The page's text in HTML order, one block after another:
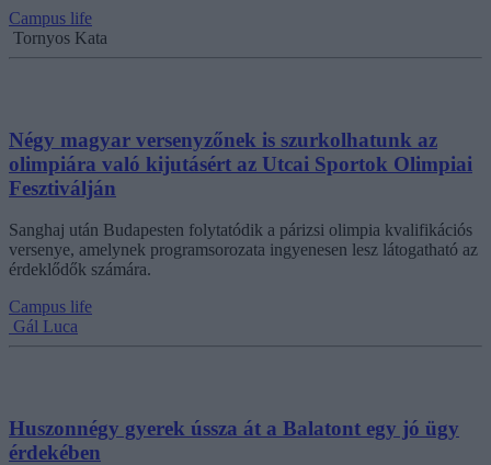
Campus life
Tornyos Kata
Négy magyar versenyzőnek is szurkolhatunk az
olimpiára való kijutásért az Utcai Sportok Olimpiai
Fesztiválján
Sanghaj után Budapesten folytatódik a párizsi olimpia kvalifikációs
versenye, amelynek programsorozata ingyenesen lesz látogatható az
érdeklődők számára.
Campus life
Gál Luca
Huszonnégy gyerek ússza át a Balatont egy jó ügy
érdekében